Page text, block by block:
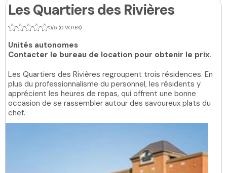
Les Quartiers des Rivières
0/5 (0 VOTES)
Unités autonomes
Contacter le bureau de location pour obtenir le prix.
Les Quartiers des Rivières regroupent trois résidences. En
plus du professionnalisme du personnel, les résidents y
apprécient les heures de repas, qui offrent une bonne
occasion de se rassembler autour des savoureux plats du
chef.